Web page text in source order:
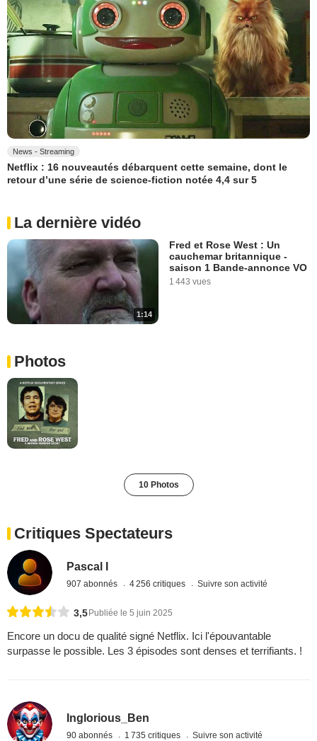
News - Streaming
Netflix : 16 nouveautés débarquent cette semaine, dont le
retour d’une série de science-fiction notée 4,4 sur 5
La dernière vidéo
1:14
Fred et Rose West : Un
cauchemar britannique -
saison 1 Bande-annonce VO
1 443 vues
Photos
10 Photos
Critiques Spectateurs
Pascal I
907 abonnés 4 256 critiques Suivre son activité
3,5 Publiée le 5 juin 2025
Encore un docu de qualité signé Netflix. Ici l'épouvantable
surpasse le possible. Les 3 épisodes sont denses et terrifiants. !
Inglorious_Ben
90 abonnés 1 735 critiques Suivre son activité